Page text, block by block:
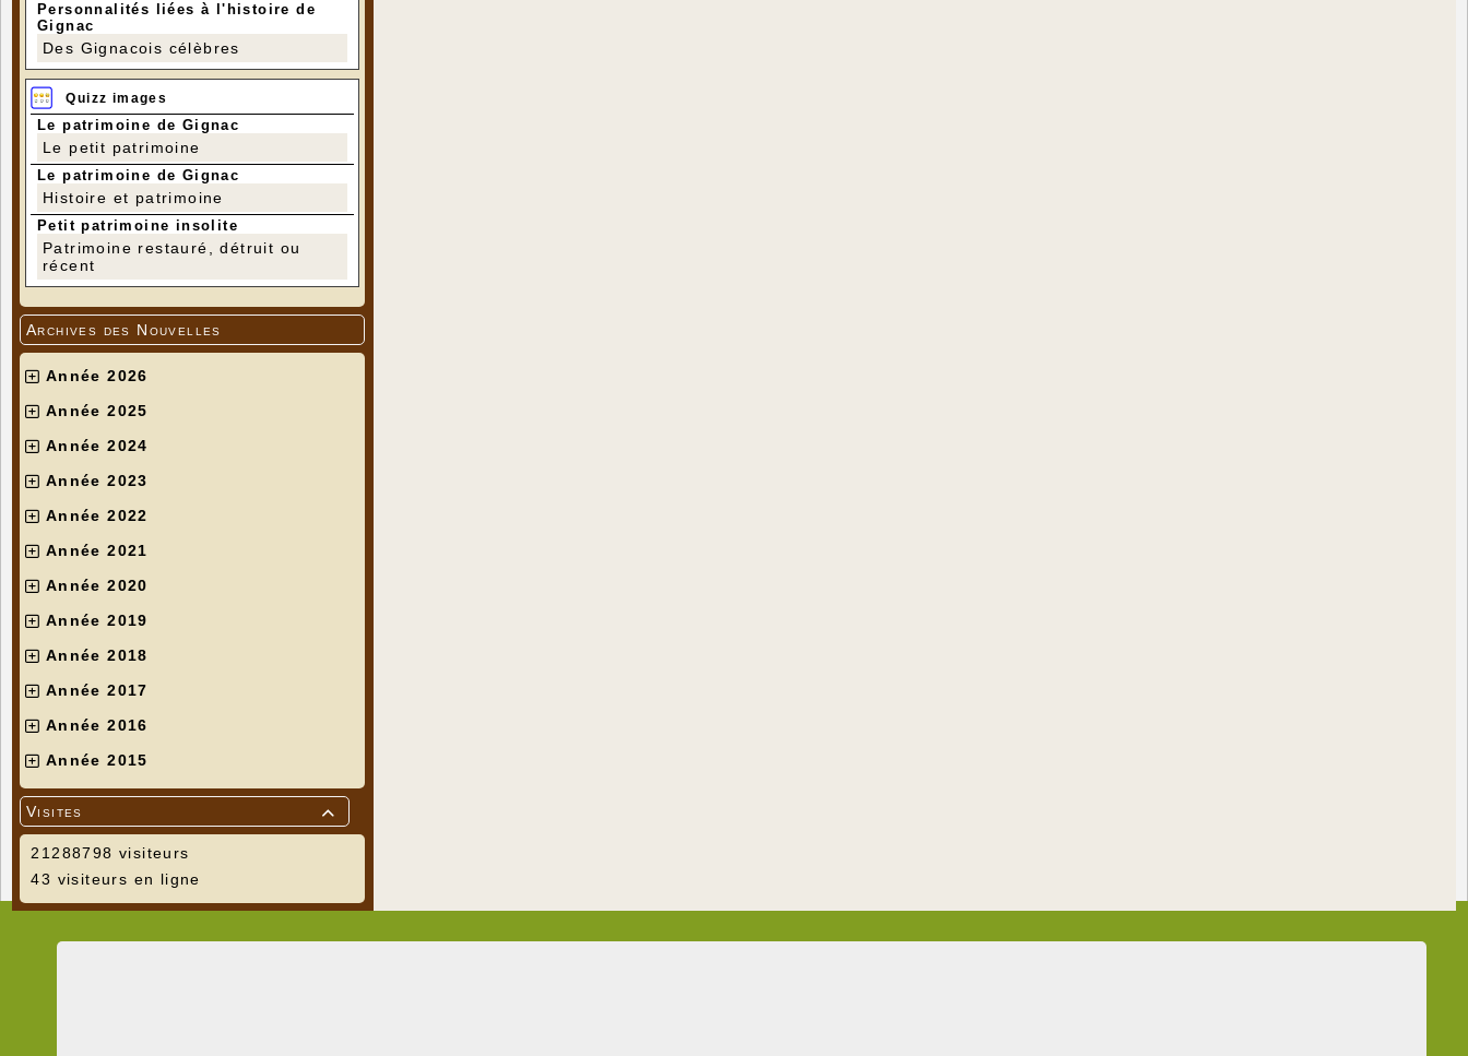
Personnalités liées à l'histoire de
Gignac
Des Gignacois célèbres
Quizz images
Le patrimoine de Gignac
Le petit patrimoine
Le patrimoine de Gignac
Histoire et patrimoine
Petit patrimoine insolite
Patrimoine restauré, détruit ou
récent
Archives des Nouvelles
Année 2026
Année 2025
Année 2024
Année 2023
Année 2022
Année 2021
Année 2020
Année 2019
Année 2018
Année 2017
Année 2016
Année 2015

Visites
21288798 visiteurs
43 visiteurs en ligne